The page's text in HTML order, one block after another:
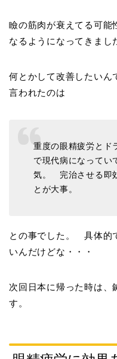
瞼の筋肉が衰えてる可能
なるようになってきまし
何とかして改善したいん
言われたのは
重度の眼精疲労とド
で現代病になってい
気。 完治させる即
とが大事。
との事でした。 具体的
いんだけどな・・・
次回日本に帰った時は、
す。